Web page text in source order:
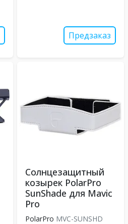
Предзаказ
Солнцезащитный
козырек PolarPro
SunShade для Mavic
Pro
PolarPro MVC-SUNSHD